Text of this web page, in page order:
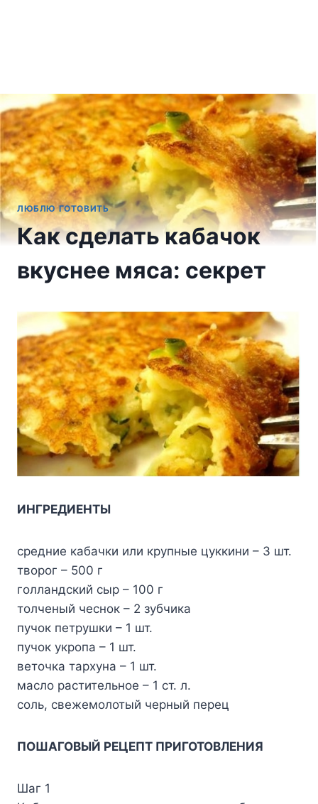
ЛЮБЛЮ ГОТОВИТЬ
Как сделать кабачок
вкуснее мяса: секрет
ИНГРЕДИЕНТЫ
средние кабачки или крупные цуккини – 3 шт.
творог – 500 г
голландский сыр – 100 г
толченый чеснок – 2 зубчика
пучок петрушки – 1 шт.
пучок укропа – 1 шт.
веточка тархуна – 1 шт.
масло растительное – 1 ст. л.
соль, свежемолотый черный перец
ПОШАГОВЫЙ РЕЦЕПТ ПРИГОТОВЛЕНИЯ
Шаг 1